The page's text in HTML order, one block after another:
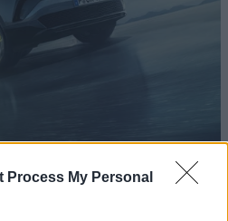
Process My Personal
ανανέωσαν τη